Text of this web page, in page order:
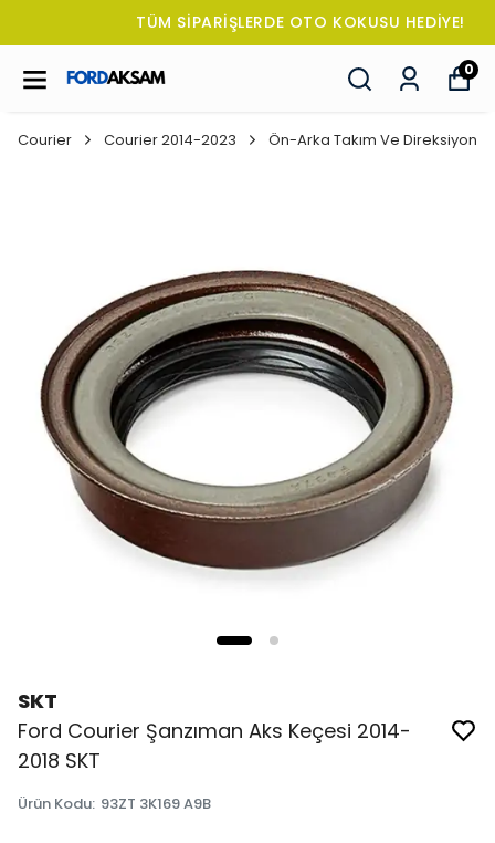
TÜM SİPARİŞLERDE OTO KOKUSU HEDİYE!
0
Courier Courier 2014-2023 Ön-Arka Takım Ve Direksiyon
SKT
Ford Courier Şanzıman Aks Keçesi 2014-
2018 SKT
Ürün Kodu: 93ZT 3K169 A9B